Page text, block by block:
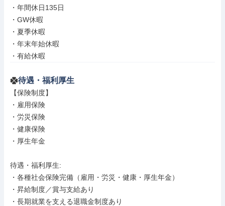
・年間休日135日
・GW休暇
・夏季休暇
・年末年始休暇
・有給休暇
待遇・福利厚生
【保険制度】
・雇用保険
・労災保険
・健康保険
・厚生年金
待遇・福利厚生:
・各種社会保険完備（雇用・労災・健康・厚生年金）
・昇給制度／賞与支給あり
・長期就業を支える退職金制度あり